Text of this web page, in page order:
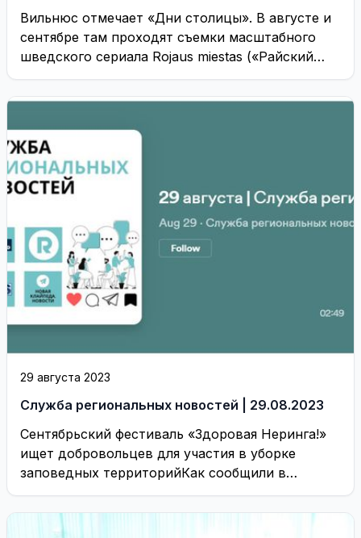
Вильнюс отмечает «Дни столицы». В августе и
сентябре там проходят съемки масштабного
шведского сериала Rojaus miestas («Райский
город»)
29 августа 2023
Служба региональных новостей | 29.08.2023
Сентябрьский фестиваль «Здоровая Неринга!»
ищет добровольцев для участия в уборке
заповедных территорийКак сообщили в
муниципалитете Неринги, 16 сентября они
смогут ...